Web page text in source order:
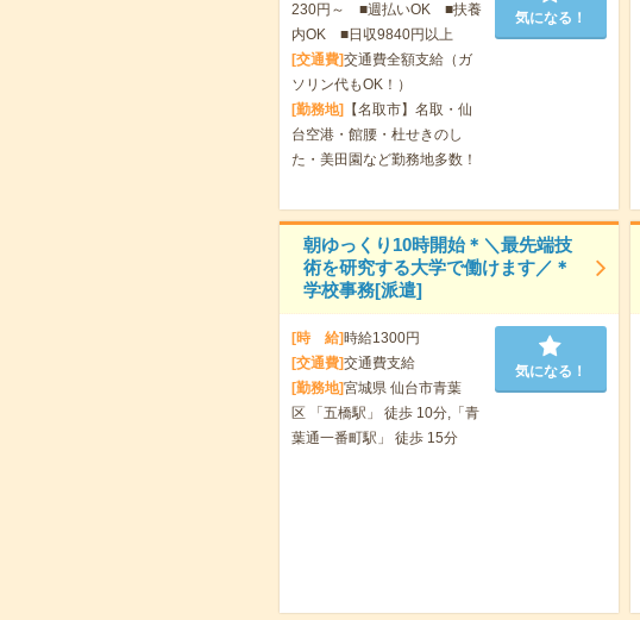
230円～ ■週払いOK ■扶養
内OK ■日収9840円以上
[交通費]交通費全額支給（ガ
ソリン代もOK！）
[勤務地]
【名取市】名取・仙
台空港・館腰・杜せきのし
た・美田園など勤務地多数！
気になる！
朝ゆっくり10時開始＊＼最先端技
術を研究する大学で働けます／＊
学校事務[派遣]
[時 給]時給1300円
[交通費]交通費支給
[勤務地]宮城県 仙台市青葉
区 「五橋駅」 徒歩 10分,「青
葉通一番町駅」 徒歩 15分
気になる！